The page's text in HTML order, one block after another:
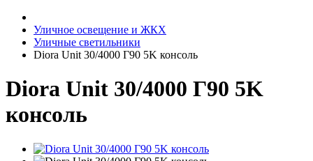
Уличное освещение и ЖКХ
Уличные светильники
Diora Unit 30/4000 Г90 5K консоль
Diora Unit 30/4000 Г90 5K
консоль